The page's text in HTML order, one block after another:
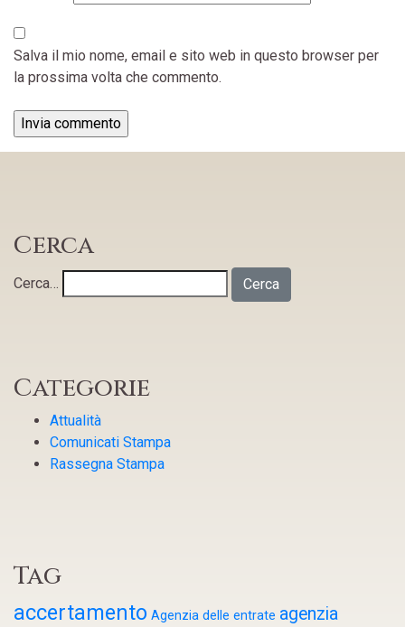
Salva il mio nome, email e sito web in questo browser per
la prossima volta che commento.
Cerca
Cerca…
Categorie
Attualità
Comunicati Stampa
Rassegna Stampa
Tag
accertamento Agenzia delle entrate agenzia